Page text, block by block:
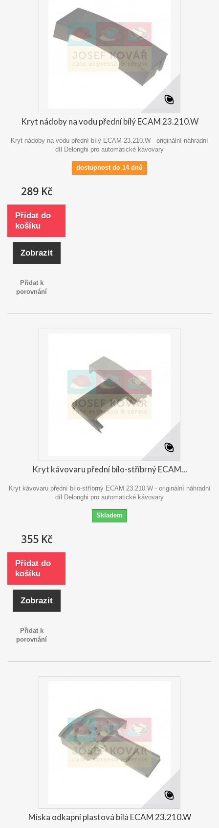
Kryt nádoby na vodu přední bílý ECAM 23.210.W
Kryt nádoby na vodu přední bílý ECAM 23.210.W - originální náhradní
díl Delonghi pro automatické kávovary
dostupnost do 14 dnů
289 Kč
Přidat do
košíku
Zobrazit
Přidat k
porovnání
Kryt kávovaru přední bílo-stříbrný ECAM...
Kryt kávovaru přední bílo-stříbrný ECAM 23.210.W - originální náhradní
díl Delonghi pro automatické kávovary
Skladem
355 Kč
Přidat do
košíku
Zobrazit
Přidat k
porovnání
Miska odkapní plastová bílá ECAM 23.210.W